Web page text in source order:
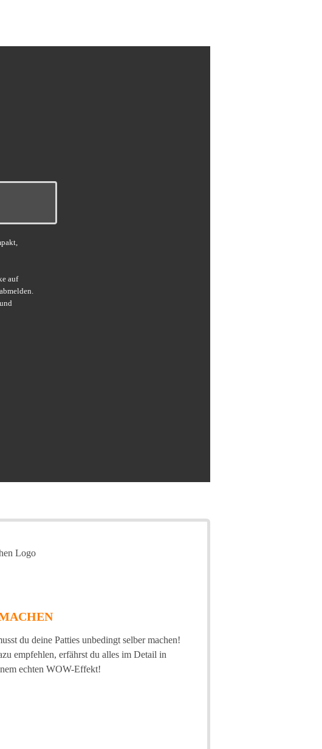
auf
du deine Patties unbedingt selber machen!
empfehlen, erfährst du alles im Detail in
echten WOW-Effekt!